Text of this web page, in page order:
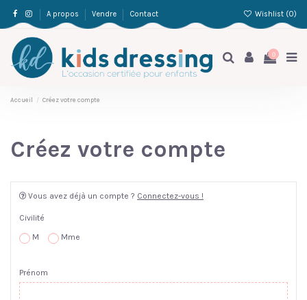
A propos Vendre Contact Wishlist (0)
0
Accueil Créez votre compte
Créez votre compte
Vous avez déjà un compte ? Connectez-vous !
Civilité
M Mme
Prénom